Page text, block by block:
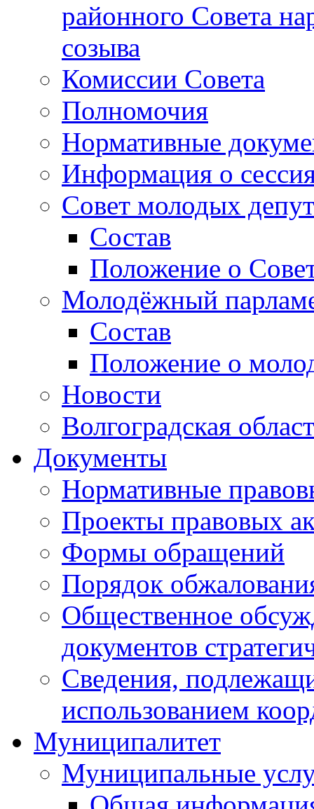
районного Совета
созыва
Комиссии Совета
Полномочия
Нормативные
Информация о
Совет молодых
Состав
Положение о
Молодёжный
Состав
Положение о
Новости
Волгоградская
Документы
Нормативные
Проекты правовых
Формы обращений
Порядок
Общественное
документов
Сведения,
использованием
Муниципалитет
Муниципальные